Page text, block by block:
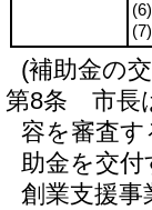
(6)
(7)
(補助金の
第8条
市長
容を審査
助金を交
創業支援事